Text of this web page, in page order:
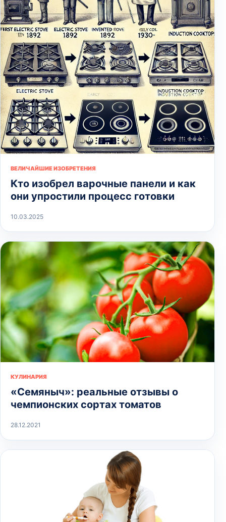
ВЕЛИЧАЙШИЕ ИЗОБРЕТЕНИЯ
Кто изобрел варочные панели и как
они упростили процесс готовки
10.03.2025
КУЛИНАРИЯ
«Семяныч»: реальные отзывы о
чемпионских сортах томатов
28.12.2021